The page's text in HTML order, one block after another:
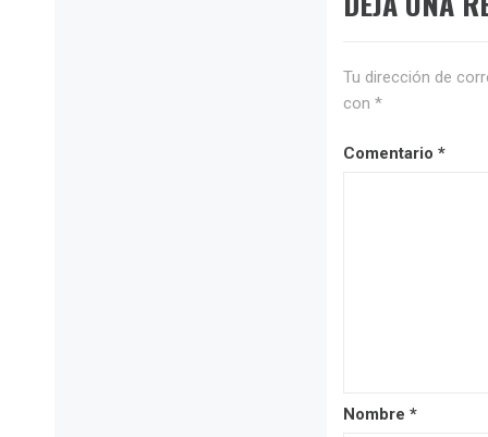
Tu dirección de
con *
Comentario *
Nombre *